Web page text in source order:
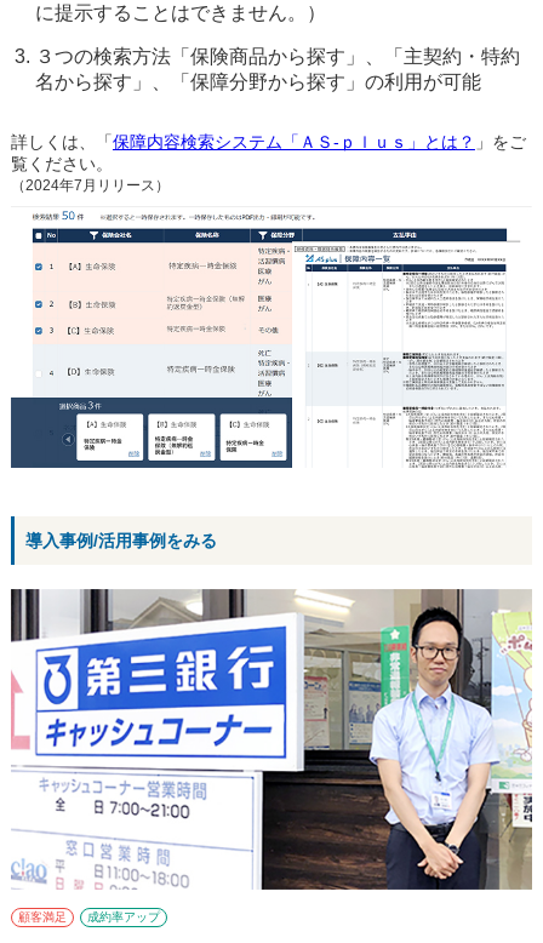
に提示することはできません。）
３つの検索方法「保険商品から探す」、「主契約・特約
名から探す」、「保障分野から探す」の利用が可能
詳しくは、「保障内容検索システム「ＡＳ-ｐｌｕｓ」とは？ 」をご
覧ください。
（2024年7月リリース）
導入事例/活用事例をみる
顧客満足 成約率アップ